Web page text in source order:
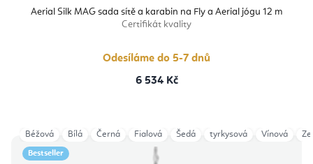
Aerial Silk MAG sada sítě a karabin na Fly a Aerial jógu 12 m
Certifikát kvality
Odesíláme do 5-7 dnů
6 534 Kč
Bestseller
Béžová Bílá Černá Fialová Šedá tyrkysová Vínová